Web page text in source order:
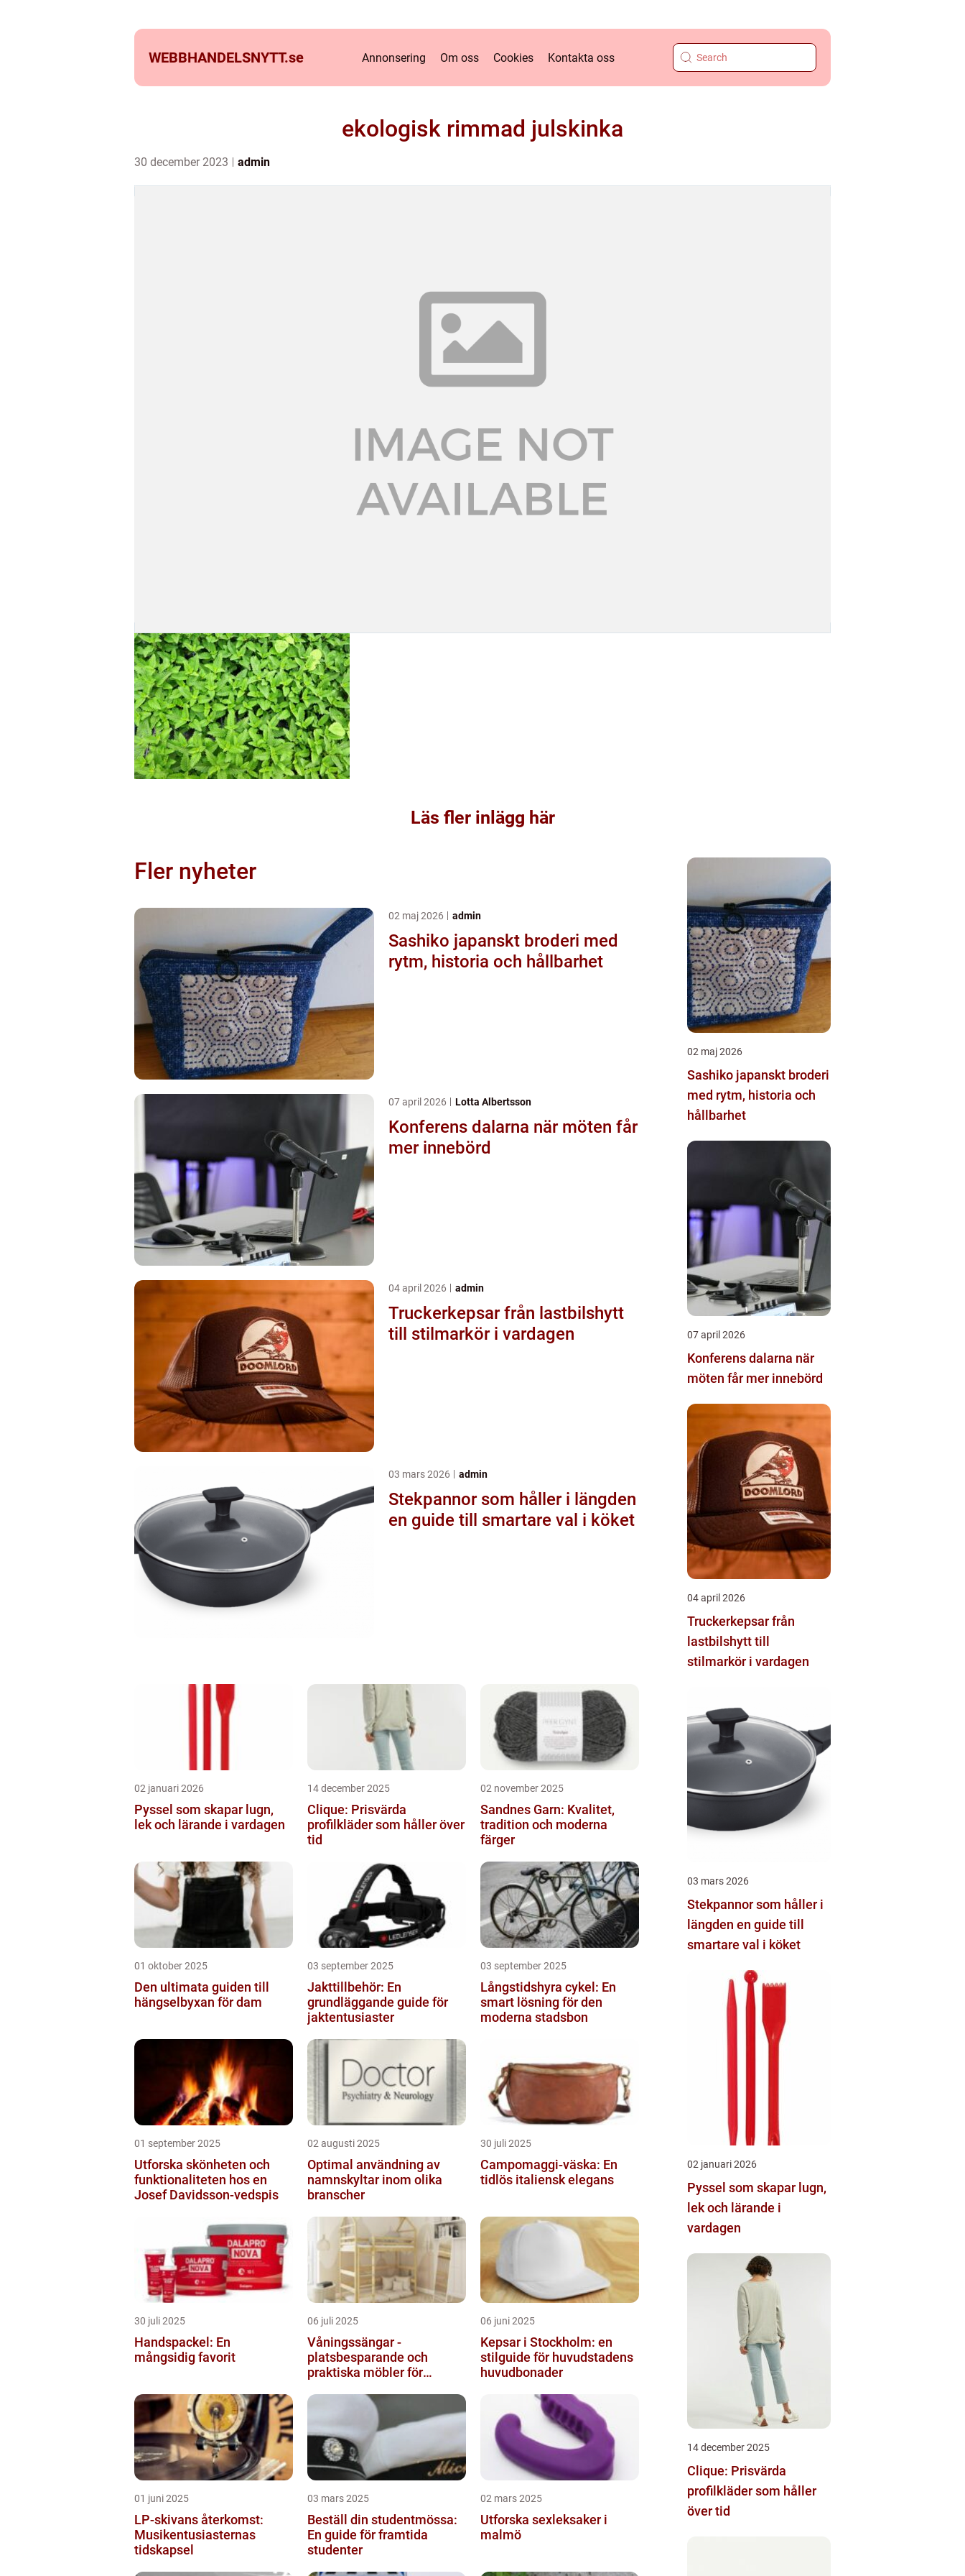
WEBBHANDELSNYTT.se Annonsering Om oss Cookies Kontakta oss
ekologisk rimmad julskinka
30 december 2023 admin
Läs fler inlägg här
Fler nyheter
02 maj 2026 admin
Sashiko japanskt broderi med
rytm, historia och hållbarhet
07 april 2026 Lotta Albertsson
Konferens dalarna när möten får
mer innebörd
04 april 2026 admin
Truckerkepsar från lastbilshytt
till stilmarkör i vardagen
03 mars 2026 admin
Stekpannor som håller i längden
en guide till smartare val i köket
02 januari 2026
Pyssel som skapar lugn,
lek och lärande i vardagen
14 december 2025
Clique: Prisvärda
profilkläder som håller över
tid
02 november 2025
Sandnes Garn: Kvalitet,
tradition och moderna
färger
01 oktober 2025
Den ultimata guiden till
hängselbyxan för dam
03 september 2025
Jakttillbehör: En
grundläggande guide för
jaktentusiaster
03 september 2025
Långstidshyra cykel: En
smart lösning för den
moderna stadsbon
01 september 2025
Utforska skönheten och
funktionaliteten hos en
Josef Davidsson-vedspis
02 augusti 2025
Optimal användning av
namnskyltar inom olika
branscher
30 juli 2025
Campomaggi-väska: En
tidlös italiensk elegans
30 juli 2025
Handspackel: En
mångsidig favorit
06 juli 2025
Våningssängar -
platsbesparande och
praktiska möbler för
06 juni 2025
Kepsar i Stockholm: en
stilguide för huvudstadens
huvudbonader
01 juni 2025
LP-skivans återkomst:
Musikentusiasternas
tidskapsel
03 mars 2025
Beställ din studentmössa:
En guide för framtida
studenter
02 mars 2025
Utforska sexleksaker i
malmö
02 maj 2026
Sashiko japanskt broderi
med rytm, historia och
hållbarhet
07 april 2026
Konferens dalarna när
möten får mer innebörd
04 april 2026
Truckerkepsar från
lastbilshytt till
stilmarkör i vardagen
03 mars 2026
Stekpannor som håller i
längden en guide till
smartare val i köket
02 januari 2026
Pyssel som skapar lugn,
lek och lärande i
vardagen
14 december 2025
Clique: Prisvärda
profilkläder som håller
över tid